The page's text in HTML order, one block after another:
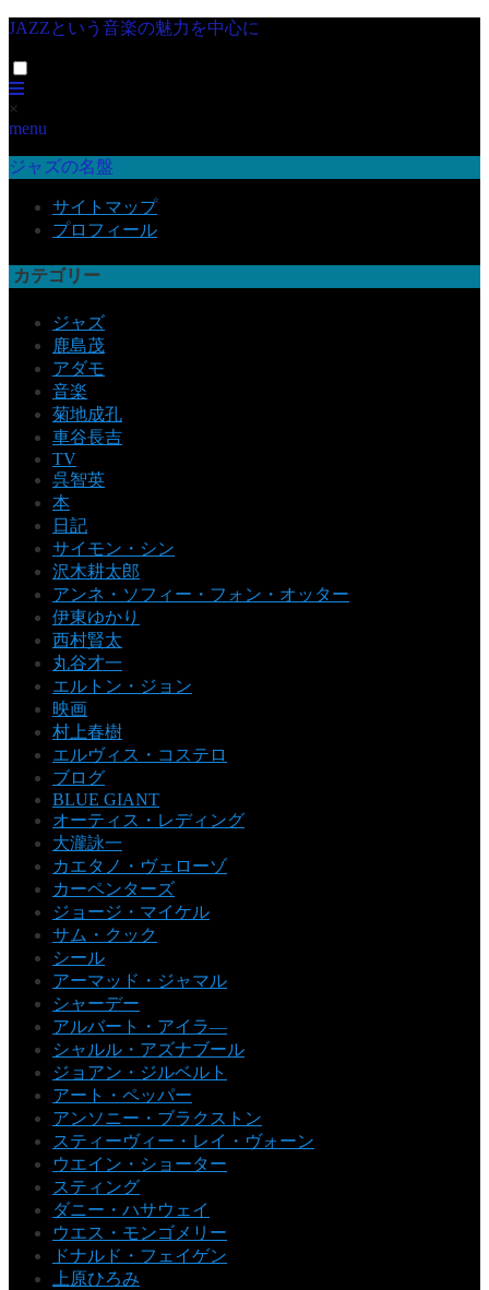
JAZZという音楽の魅力を中心に
×
menu
ジャズの名盤
サイトマップ
プロフィール
カテゴリー
ジャズ
鹿島茂
アダモ
音楽
菊地成孔
車谷長吉
TV
呉智英
本
日記
サイモン・シン
沢木耕太郎
アンネ・ソフィー・フォン・オッター
伊東ゆかり
西村賢太
丸谷才一
エルトン・ジョン
映画
村上春樹
エルヴィス・コステロ
ブログ
BLUE GIANT
オーティス・レディング
大瀧詠一
カエタノ・ヴェローゾ
カーペンターズ
ジョージ・マイケル
サム・クック
シール
アーマッド・ジャマル
シャーデー
アルバート・アイラ―
シャルル・アズナブール
ジョアン・ジルベルト
アート・ペッパー
アンソニー・ブラクストン
スティーヴィー・レイ・ヴォーン
ウエイン・ショーター
スティング
ダニー・ハサウェイ
ウエス・モンゴメリー
ドナルド・フェイゲン
上原ひろみ